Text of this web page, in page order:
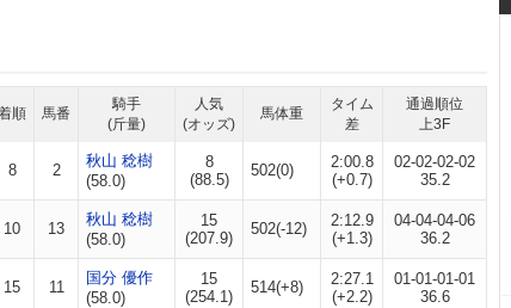
順 馬番
騎手
(斤量)
人気
(オッズ)
馬体重
タイム
差
通過順位
上3F
8 2
秋山 稔樹
(58.0)
8
(88.5)
502(0)
2:00.8
(+0.7)
02-02-02-02
35.2
10 13
秋山 稔樹
(58.0)
15
(207.9)
502(-12)
2:12.9
(+1.3)
04-04-04-06
36.2
15 11
国分 優作
(58.0)
15
(254.1)
514(+8)
2:27.1
(+2.2)
01-01-01-01
36.6